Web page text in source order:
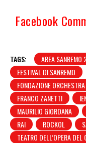
Facebook
TAGS: AREA SANREMO
FESTIVAL DI SANREMO
FONDAZIONE
FRANCO ZANETTI
MAURILIO GIORDANA
RAI
ROCKOL
TEATRO DELL’OPERA